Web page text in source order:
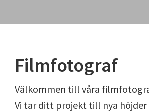
Filmfotograf
Välkommen till våra
Vi tar ditt projekt till nya